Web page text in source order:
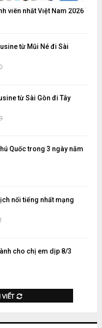
viên nhất Việt Nam 2026
từ Mũi Né đi Sài
từ Sài Gòn đi Tây
Quốc trong 3 ngày năm
nổi tiếng nhất mạng
cho chị em dịp 8/3